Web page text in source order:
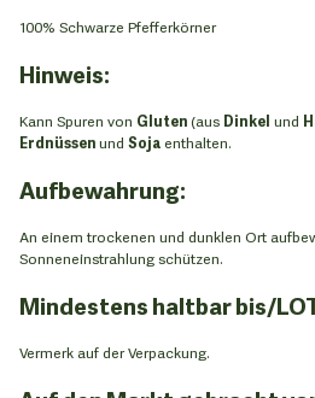
100% Schwarze Pfefferkörner
Hinweis:
Kann Spuren von Gluten(aus Dinkel und
Erdnüssenund Sojaenthalten.
Aufbewahrung:
An einem trockenen und dunklen Ort
Sonneneinstrahlung schützen.
Mindestens haltbar bis/
Vermerk auf der Verpackung.